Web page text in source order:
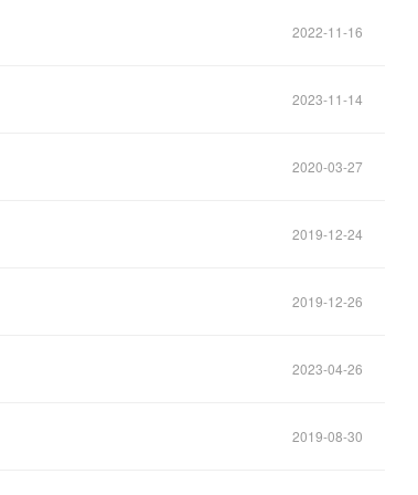
2022-11-16
2023-11-14
2020-03-27
2019-12-24
2019-12-26
2023-04-26
2019-08-30